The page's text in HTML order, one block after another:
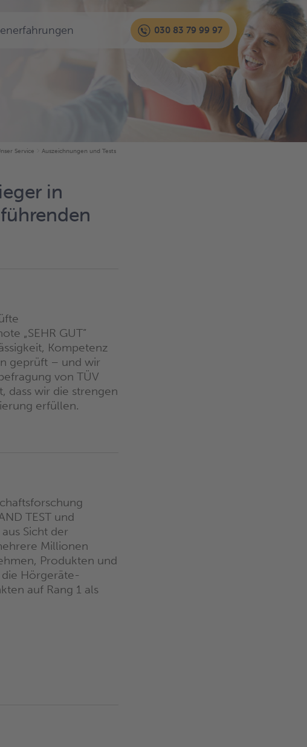
030 83 79 99 97
Service Auszeichnungen und Tests
in
„SEHR GUT”
Kompetenz
geprüft – und wir
von TÜV
dass wir die strengen
erfüllen.
TEST und
Sicht der
Millionen
Produkten und
Hörgeräte-
auf Rang 1 als